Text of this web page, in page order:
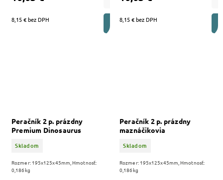
8,15 € bez DPH DO KOŠÍKA
8,15 € bez DPH
Peračník 2 p. prázdny
Premium Dinosaurus
Skladom
Rozmer: 195x125x45mm, Hmotnosť:
0,186kg
Peračník 2 p. prázdny
maznáčikovia
Skladom
Rozmer: 195x125x45mm, Hmotnosť:
0,186kg